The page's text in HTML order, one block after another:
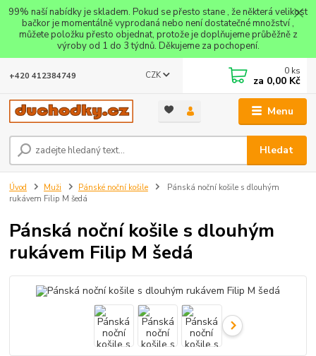
99% naší nabídky je skladem. Pokud se přesto stane , že některá velikost
bačkor je momentálně vyprodaná nebo není dostatečné množství ,
můžete položku přesto objednat, protože je doplňujeme průběžně z
výroby od 1 do 3 týdnů. Děkujeme za pochopení.
Menu
CZK
Hledat
+420 412384749 0 ks
za 0,00 Kč
Úvod Muži Pánské noční košile
Pánská noční košile s dlouhým
rukávem Filip M šedá
Pánská noční košile s dlouhým
rukávem Filip M šedá